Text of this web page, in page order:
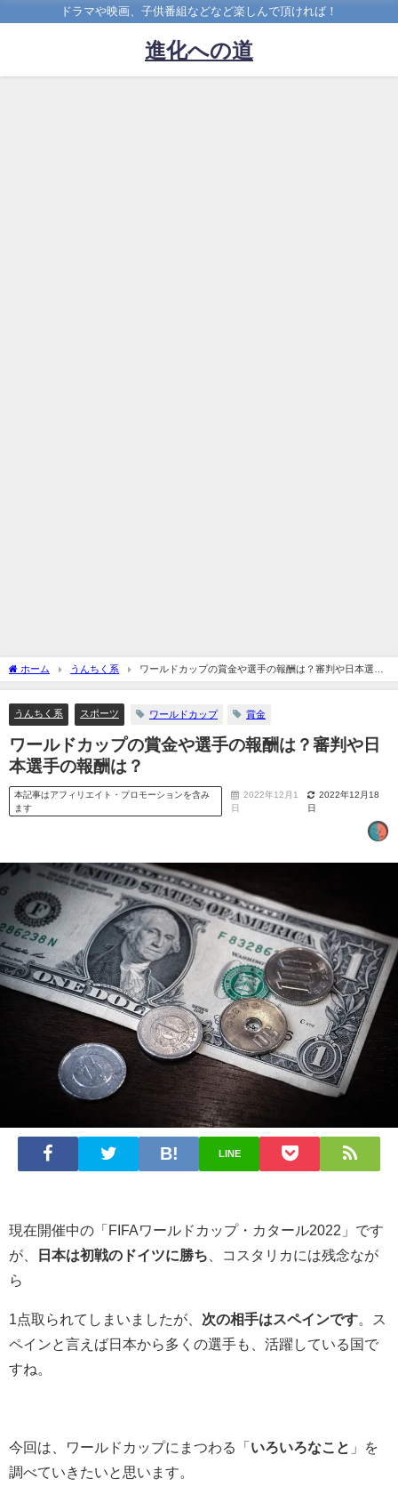
ドラマや映画、子供番組などなど楽しんで頂ければ！
進化への道
ホーム うんちく系
ワールドカップの賞金や選手の報酬は？審判や日本選手
の報酬は？
うんちく系 スポーツ ワールドカップ 賞金
ワールドカップの賞金や選手の報酬は？審判や日
本選手の報酬は？
本記事はアフィリエイト・プロモーションを含み
ます
2022年12月1
日
2022年12月18
日
LINE
現在開催中の「FIFAワールドカップ・カタール2022」です
が、
日本は初戦のドイツに勝ち 、コスタリカには残念なが
ら
1点取られてしまいましたが、 次の相手はスペインです 。ス
ペインと言えば日本から多くの選手も、活躍している国で
すね。
今回は、ワールドカップにまつわる「 いろいろなこと 」を
調べていきたいと思います。